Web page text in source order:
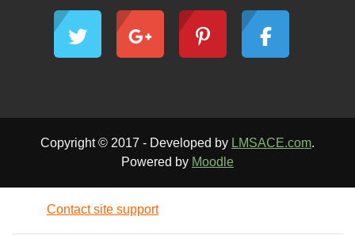
Copyright © 2017 - Developed by LMSACE.com.
Powered by Moodle
Contact site support